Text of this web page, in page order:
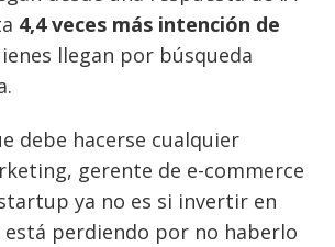
4,4 veces más intención de
llegan por búsqueda
debe hacerse cualquier
gerente de e-commerce
ya no es si invertir en
está perdiendo por no haberlo